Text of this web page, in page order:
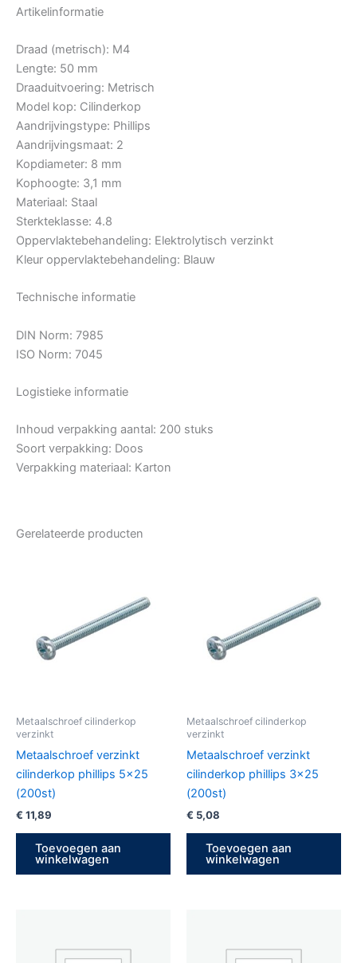
Artikelinformatie
Draad (metrisch): M4
Lengte: 50 mm
Draaduitvoering: Metrisch
Model kop: Cilinderkop
Aandrijvingstype: Phillips
Aandrijvingsmaat: 2
Kopdiameter: 8 mm
Kophoogte: 3,1 mm
Materiaal: Staal
Sterkteklasse: 4.8
Oppervlaktebehandeling: Elektrolytisch verzinkt
Kleur oppervlaktebehandeling: Blauw
Technische informatie
DIN Norm: 7985
ISO Norm: 7045
Logistieke informatie
Inhoud verpakking aantal: 200 stuks
Soort verpakking: Doos
Verpakking materiaal: Karton
Gerelateerde producten
Metaalschroef cilinderkop
verzinkt
Metaalschroef verzinkt
cilinderkop phillips 5×25
(200st)
€ 11,89
Toevoegen aan
winkelwagen
Metaalschroef cilinderkop
verzinkt
Metaalschroef verzinkt
cilinderkop phillips 3×25
(200st)
€ 5,08
Toevoegen aan
winkelwagen